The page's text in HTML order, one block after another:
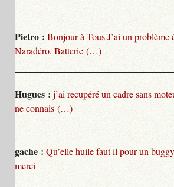
Pietro : Bonjour à Tous J’ai un problème
Naradéro. Batterie (…)
Hugues : j’ai recupéré un cadre sans
ne connais (…)
gache : Qu’elle huile faut il pour un
merci